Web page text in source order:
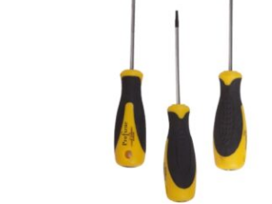
יש
ניתן
לבחור
את
האפשרויות
בעמוד
המוצר